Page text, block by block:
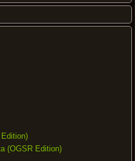
(OGSR Edition)